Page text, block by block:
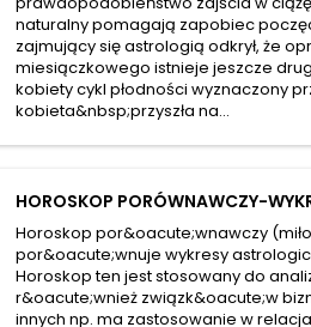
naturalny pomagają zapobiec
zajmujący się astrologią odkrył, że
miesiączkowego istnieje jeszcze
kobiety cykl płodności wyznaczony
kobieta&nbsp;przyszła na...
HOROSKOP PORÓWNAWCZY-
Horoskop por&oacute;wnawczy
por&oacute;wnuje wykresy
Horoskop ten jest stosowany do
r&oacute;wnież związk&oacute;w
innych np. ma zastosowanie w